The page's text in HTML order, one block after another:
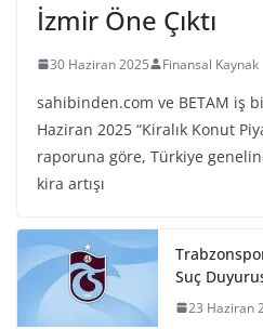
İzmir Öne Çıktı
30 Haziran 2025 Finansal Kaynak
sahibinden.com ve BETAM iş
Haziran 2025 “Kiralık Konut
raporuna göre, Türkiye
kira artışı
Suç
23 Haziran